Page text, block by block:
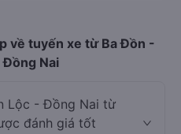
về tuyến xe từ Ba Đồn -
Đồng Nai
Lộc - Đồng Nai từ
đánh giá tốt